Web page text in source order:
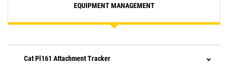
EQUIPMENT MANAGEMENT
Cat Pl161 Attachment Tracker